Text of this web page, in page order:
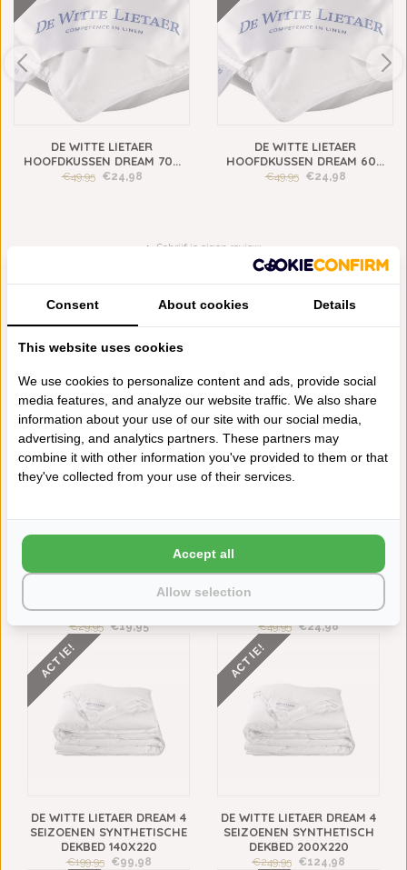
DE WITTE LIETAER
HOOFDKUSSEN DREAM 70...
€49,95 €24,98
DE WITTE LIETAER
HOOFDKUSSEN DREAM 60...
€49,95 €24,98
Schrijf je eigen review
Neem contact op over dit product
VAAK SAMEN GEKOCHT
NIEUW
KUSSENVERNIEUWER
SECOND SKIN
€29,95 €19,95
ACTIE!
HOOFDKUSSEN DREAM
70X50 CM
€49,95 €24,98
ACTIE!
DE WITTE LIETAER DREAM 4
SEIZOENEN SYNTHETISCHE
DEKBED 140X220
€199,95 €99,98
ACTIE!
DE WITTE LIETAER DREAM 4
SEIZOENEN SYNTHETISCH
DEKBED 200X220
€249,95 €124,98
Consent About cookies Details
This website uses cookies
We use cookies to personalize content and ads, provide social
media features, and analyze our website traffic. We also share
information about your use of our site with our social media,
advertising, and analytics partners. These partners may
combine it with other information you've provided to them or that
they've collected from your use of their services.
Allow selection
Accept all